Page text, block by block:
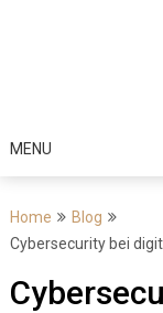
MENU
Home
Blog
Cybersecurity bei